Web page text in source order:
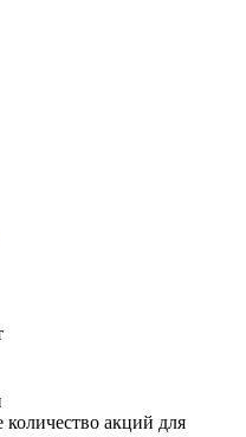
акций для